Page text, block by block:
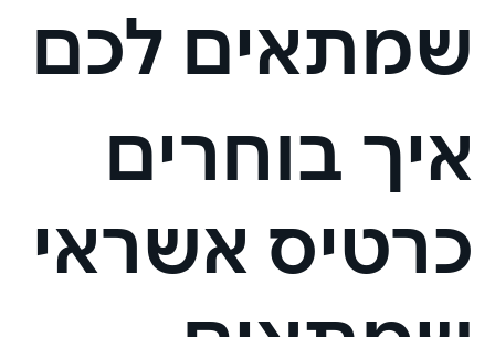
שמתאים לכם
איך בוחרים
כרטיס אשראי